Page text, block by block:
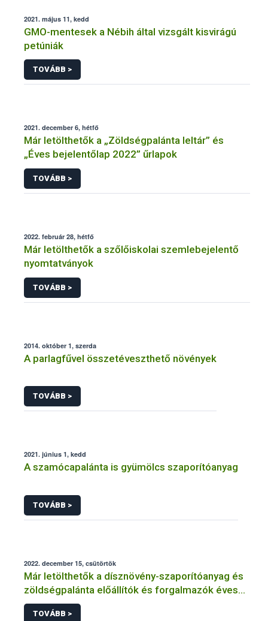
2021. május 11, kedd
GMO-mentesek a Nébih által vizsgált kisvirágú
petúniák
TOVÁBB >
2021. december 6, hétfő
Már letölthetők a „Zöldségpalánta leltár” és
„Éves bejelentőlap 2022” űrlapok
TOVÁBB >
2022. február 28, hétfő
Már letölthetők a szőlőiskolai szemlebejelentő
nyomtatványok
TOVÁBB >
2014. október 1, szerda
A parlagfűvel összetéveszthető növények
TOVÁBB >
2021. június 1, kedd
A szamócapalánta is gyümölcs szaporítóanyag
TOVÁBB >
2022. december 15, csütörtök
Már letölthetők a dísznövény-szaporítóanyag és
zöldségpalánta előállítók és forgalmazók éves
bejelentőlapjai
TOVÁBB >